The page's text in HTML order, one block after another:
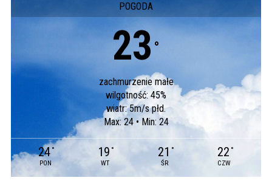
POGODA
23 °
zachmurzenie małe
wilgotność: 45%
wiatr: 5m/s płd.
Max: 24 • Min: 24
24 °
PON
19 °
WT
21 °
ŚR
22 °
CZW